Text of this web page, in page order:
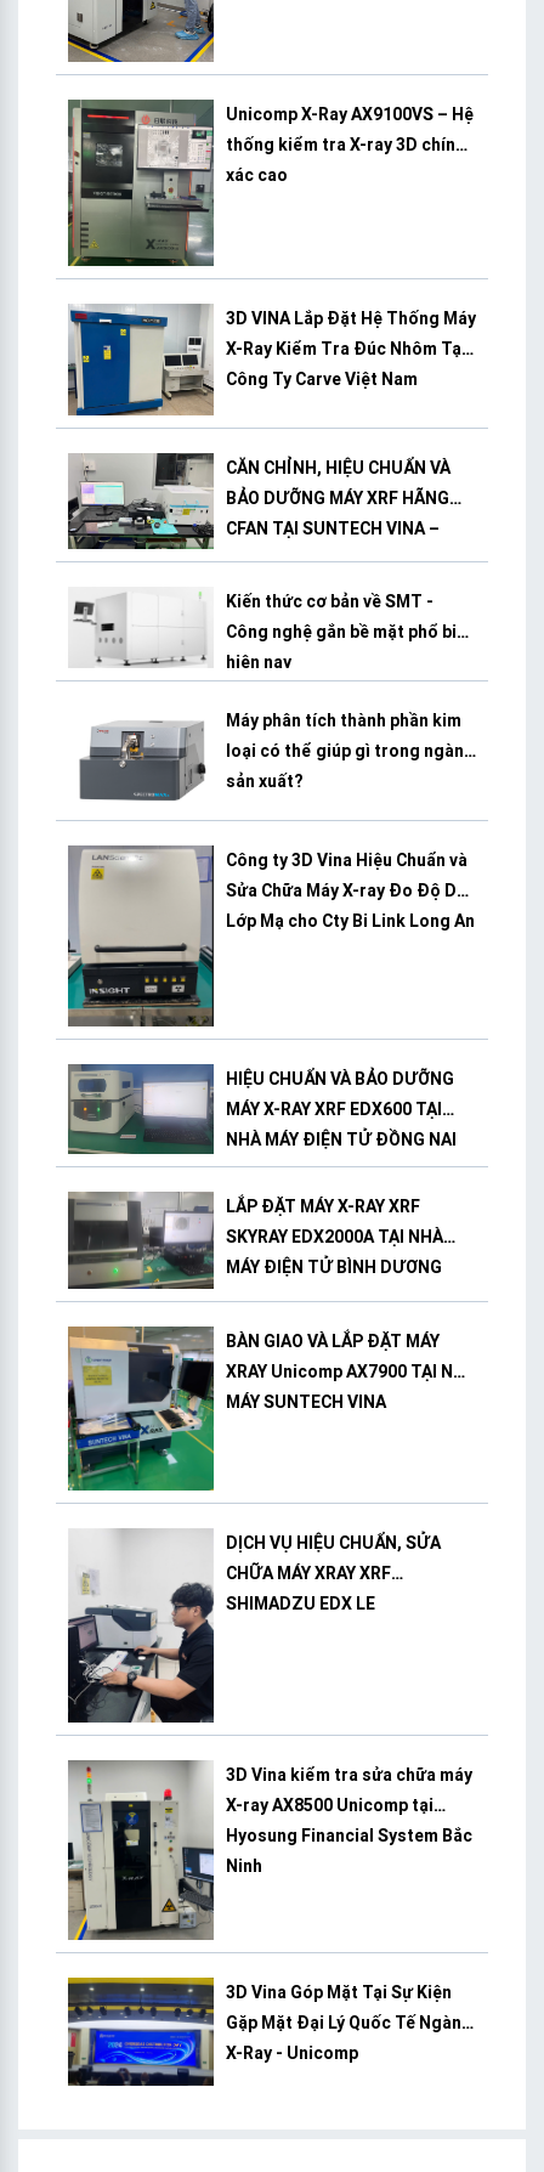
Unicomp X-Ray AX9100VS – Hệ
thống kiểm tra X-ray 3D chính
xác cao
3D VINA Lắp Đặt Hệ Thống Máy
X-Ray Kiểm Tra Đúc Nhôm Tại
Công Ty Carve Việt Nam
CĂN CHỈNH, HIỆU CHUẨN VÀ
BẢO DƯỠNG MÁY XRF HÃNG
CFAN TẠI SUNTECH VINA –
BÌNH DƯƠNG
Kiến thức cơ bản về SMT -
Công nghệ gắn bề mặt phổ biến
hiện nay
Máy phân tích thành phần kim
loại có thể giúp gì trong ngành
sản xuất?
Công ty 3D Vina Hiệu Chuẩn và
Sửa Chữa Máy X-ray Đo Độ Dày
Lớp Mạ cho Cty Bi Link Long An
HIỆU CHUẨN VÀ BẢO DƯỠNG
MÁY X-RAY XRF EDX600 TẠI
NHÀ MÁY ĐIỆN TỬ ĐỒNG NAI
LẮP ĐẶT MÁY X-RAY XRF
SKYRAY EDX2000A TẠI NHÀ
MÁY ĐIỆN TỬ BÌNH DƯƠNG
BÀN GIAO VÀ LẮP ĐẶT MÁY
XRAY Unicomp AX7900 TẠI NHÀ
MÁY SUNTECH VINA
DỊCH VỤ HIỆU CHUẨN, SỬA
CHỮA MÁY XRAY XRF
SHIMADZU EDX LE
3D Vina kiểm tra sửa chữa máy
X-ray AX8500 Unicomp tại
Hyosung Financial System Bắc
Ninh
3D Vina Góp Mặt Tại Sự Kiện
Gặp Mặt Đại Lý Quốc Tế Ngành
X-Ray - Unicomp